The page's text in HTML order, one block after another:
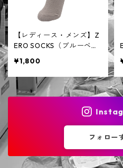
【レディース・メンズ】Z
ERO SOCKS（ブルーベリ
¥1,800
フォロー